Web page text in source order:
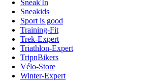
Sneak'In
Sneakids
Sport is good
Training-Fit
Trek-Expert
Triathlon-Expert
TripnBikers
Vélo-Store
Winter-Expert